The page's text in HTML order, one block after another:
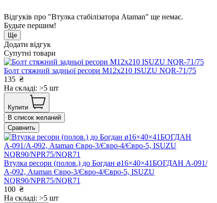
Відгуків про "Втулка стабілізатора Ataman" ще немає.
Будьте першим!
Ще
Додати відгук
Супутні товари
Болт стяжний задньої ресори M12x210 ISUZU NQR-71/75
135 ₴
На складі: >5 шт
Купити
В список желаний
Сравнить
Втулка ресори (полов.) до Богдан ø16×40×41БОГДАН А-091/
А-092, Ataman Євро-3/Євро-4/Євро-5, ISUZU
NQR90/NPR75/NQR71
100 ₴
На складі: >5 шт